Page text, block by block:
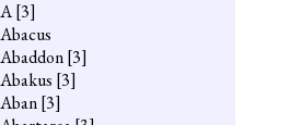
A[3]
Abacus
Abaddon[3]
Abakus [3]
Aban[3]